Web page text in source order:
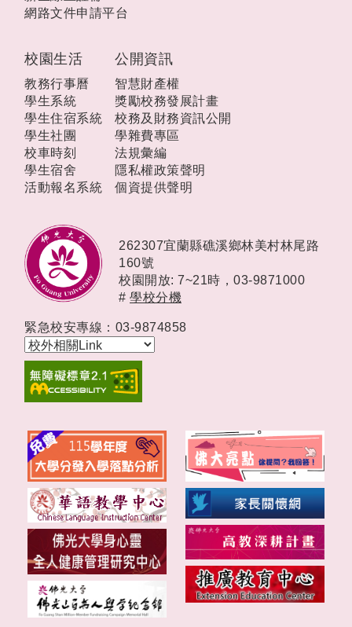
校園生活
教務行事曆
學生系統
學生住宿系統
學生社團
校車時刻
學生宿舍
活動報名系統
公開資訊
智慧財產權
獎勵校務發展計畫
校務及財務資訊公開
學雜費專區
法規彙編
隱私權政策聲明
個資提供聲明
網路文件申請平台
262307宜蘭縣礁溪鄉林美村林尾路
160號
校園開放: 7~21時， 03-9871000
# 學校分機
緊急校安專線：03-9874858